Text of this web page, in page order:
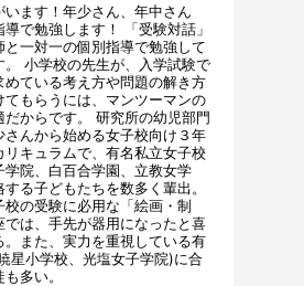
います！年少さん、年中さん
導で勉強します！ 「受験対話」
と一対一の個別指導で勉強して
。 小学校の先生が、入学試験で
めている考え方や問題の解き方
てもらうには、マンツーマンの
だからです。 研究所の幼児部門
さんから始める女子校向け３年
リキュラムで、有名私立女子校
学院、白百合学園、立教女学
る子どもたちを数多く輩出。
校の受験に必用な「絵画・制
では、手先が器用になったと喜
。また、実力を重視している有
星小学校、光塩女子学院)に合
多い。